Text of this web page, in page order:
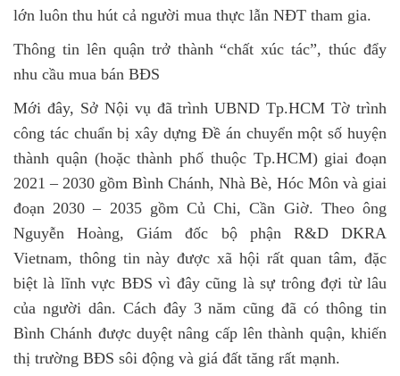
lớn luôn thu hút cả người mua thực lẫn NĐT tham gia.
Thông tin lên quận trở thành “chất xúc tác”, thúc đẩy
nhu cầu mua bán BĐS
Mới đây, Sở Nội vụ đã trình UBND Tp.HCM Tờ trình
công tác chuẩn bị xây dựng Đề án chuyển một số huyện
thành quận (hoặc thành phố thuộc Tp.HCM) giai đoạn
2021 – 2030 gồm Bình Chánh, Nhà Bè, Hóc Môn và giai
đoạn 2030 – 2035 gồm Củ Chi, Cần Giờ. Theo ông
Nguyễn Hoàng, Giám đốc bộ phận R&D DKRA
Vietnam, thông tin này được xã hội rất quan tâm, đặc
biệt là lĩnh vực BĐS vì đây cũng là sự trông đợi từ lâu
của người dân. Cách đây 3 năm cũng đã có thông tin
Bình Chánh được duyệt nâng cấp lên thành quận, khiến
thị trường BĐS sôi động và giá đất tăng rất mạnh.